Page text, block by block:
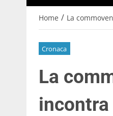
Home / La
Cronaca
La